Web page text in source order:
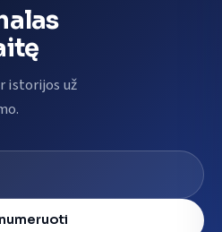
istorijos už